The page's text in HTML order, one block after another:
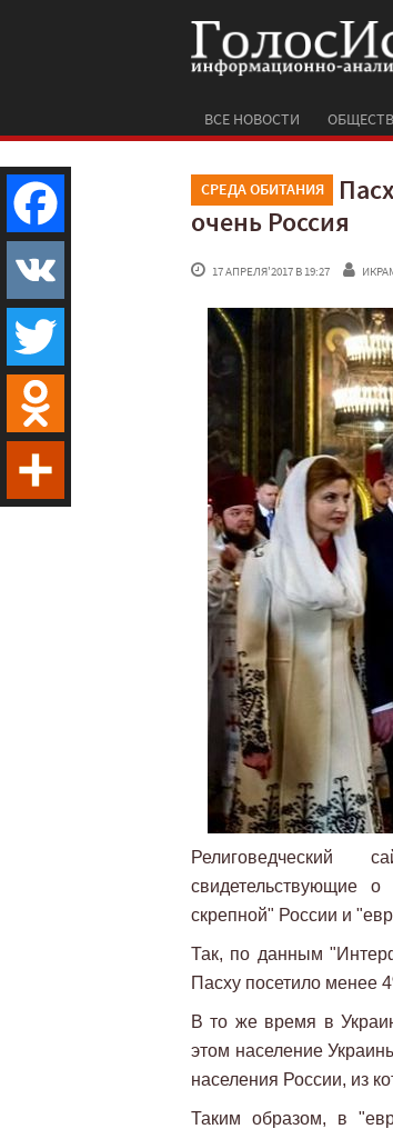
ВСЕ НОВОСТИ
СРЕДА ОБИТАНИЯ
очень Россия
17 АПРЕЛЯ'2017 В 19:27
свидетельствующие о
скрепной" России и
Так, по данным
Пасху посетило менее
В то же время в
этом население
населения России, из
Таким образом, в
Facebook
VK
Twitter
Odnoklassniki